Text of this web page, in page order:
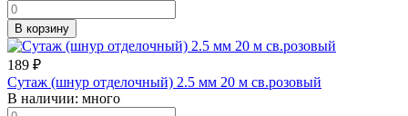
В корзину
189 ₽
Сутаж (шнур отделочный) 2.5 мм 20 м св.розовый
В наличии: много